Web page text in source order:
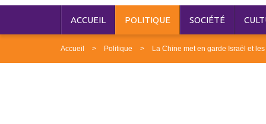
ACCUEIL POLITIQUE SOCIÉTÉ
Accueil Politique La Chine met en garde Israël et